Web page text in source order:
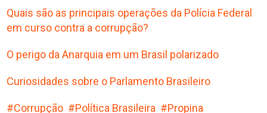
Quais são as principais operações da Polícia Federal
em curso contra a corrupção?
O perigo da Anarquia em um Brasil polarizado
Curiosidades sobre o Parlamento Brasileiro
Corrupção Política Brasileira Propina